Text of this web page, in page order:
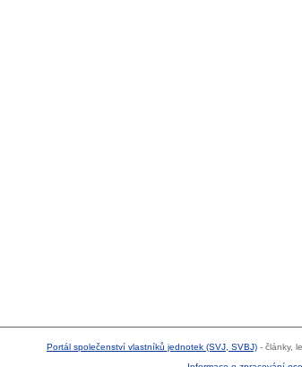
Portál společenství vlastníků jednotek (SVJ, SVBJ) - články,